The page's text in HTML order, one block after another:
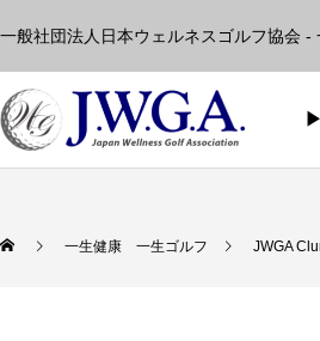
一般社団法人日本ウェルネスゴルフ協会 -
一生健康 一生ゴルフ JWGA